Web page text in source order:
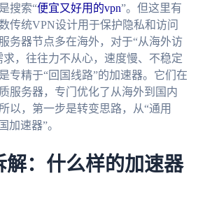
搜索“便宜又好用的vpn”。但这里有
传统VPN设计用于保护隐私和访问
务器节点多在海外，对于“从海外访
求，往往力不从心，速度慢、不稳定
专精于“回国线路”的加速器。它们在
服务器，专门优化了从海外到国内
以，第一步是转变思路，从“通用
加速器”。
解：什么样的加速器